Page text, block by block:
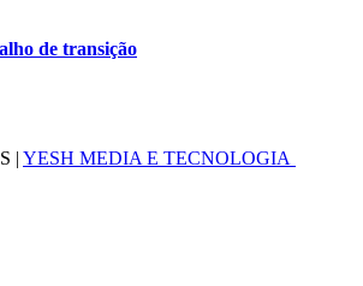
de transição
| YESH MEDIA E TECNOLOGIA